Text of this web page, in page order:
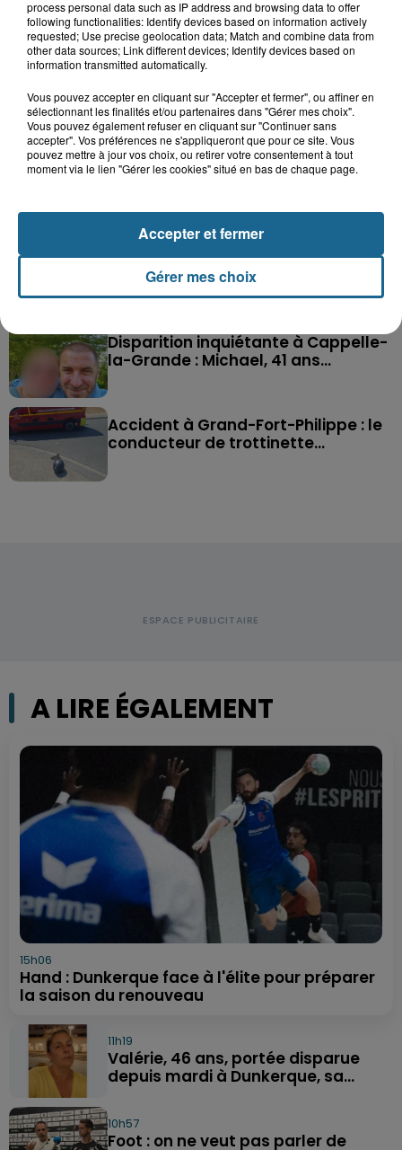
après l'explosion d'un jouet...
Hazebrouck : victime d'un accident,
Lucas s'en est allé brutalement...
Disparition inquiétante à Cappelle-
la-Grande : Michael, 41 ans...
Accident à Grand-Fort-Philippe : le
conducteur de trottinette...
A LIRE ÉGALEMENT
15h06
Hand : Dunkerque face à l'élite pour préparer
la saison du renouveau
11h19
Valérie, 46 ans, portée disparue
depuis mardi à Dunkerque, sa...
10h57
Foot : on ne veut pas parler de
process personal data such as IP address and browsing data to offer
following functionalities: Identify devices based on information actively
requested; Use precise geolocation data; Match and combine data from
other data sources; Link different devices; Identify devices based on
information transmitted automatically.
Vous pouvez accepter en cliquant sur "Accepter et fermer", ou affiner en
sélectionnant les finalités et/ou partenaires dans "Gérer mes choix".
Vous pouvez également refuser en cliquant sur "Continuer sans
accepter". Vos préférences ne s'appliqueront que pour ce site. Vous
pouvez mettre à jour vos choix, ou retirer votre consentement à tout
moment via le lien "Gérer les cookies" situé en bas de chaque page.
Gérer mes choix
Accepter et fermer